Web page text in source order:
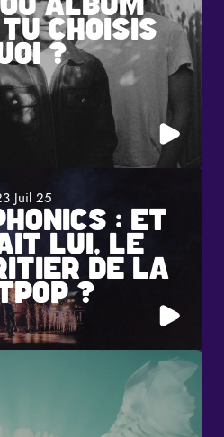
CHOISIS
?
Juil 25
: ET
LUI, LE
DE LA
?